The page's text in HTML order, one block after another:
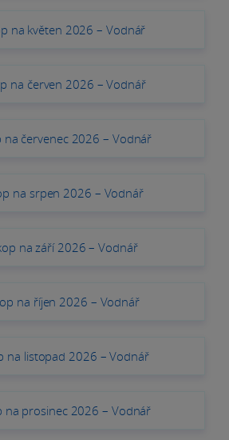
na květen 2026 – Vodnář
na červen 2026 – Vodnář
na červenec 2026 – Vodnář
na srpen 2026 – Vodnář
na září 2026 – Vodnář
na říjen 2026 – Vodnář
na listopad 2026 – Vodnář
na prosinec 2026 – Vodnář